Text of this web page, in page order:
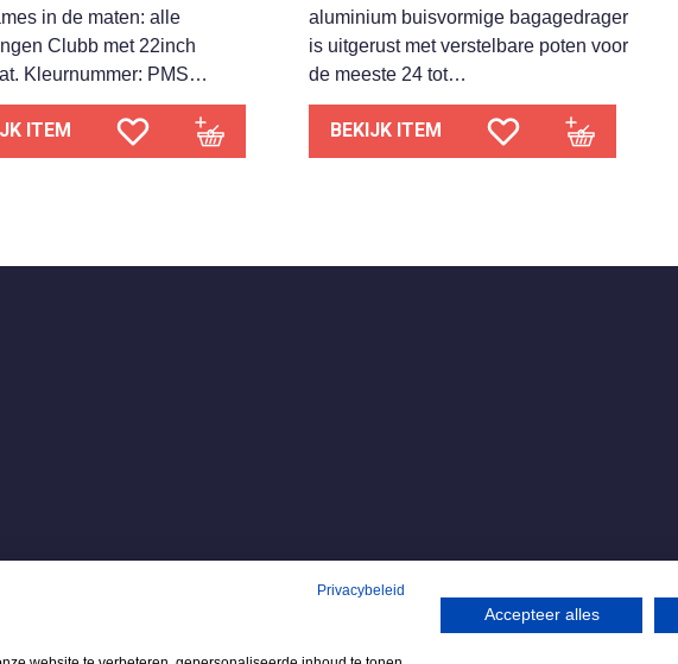
in de maten: alle
Clubb met 22inch
Kleurnummer: PMS…
ITEM
aluminium buisvormige bagagedrager
is uitgerust met verstelbare poten voor
de meeste 24 tot…
BEKIJK ITEM
Privacybeleid
Accepteer alles